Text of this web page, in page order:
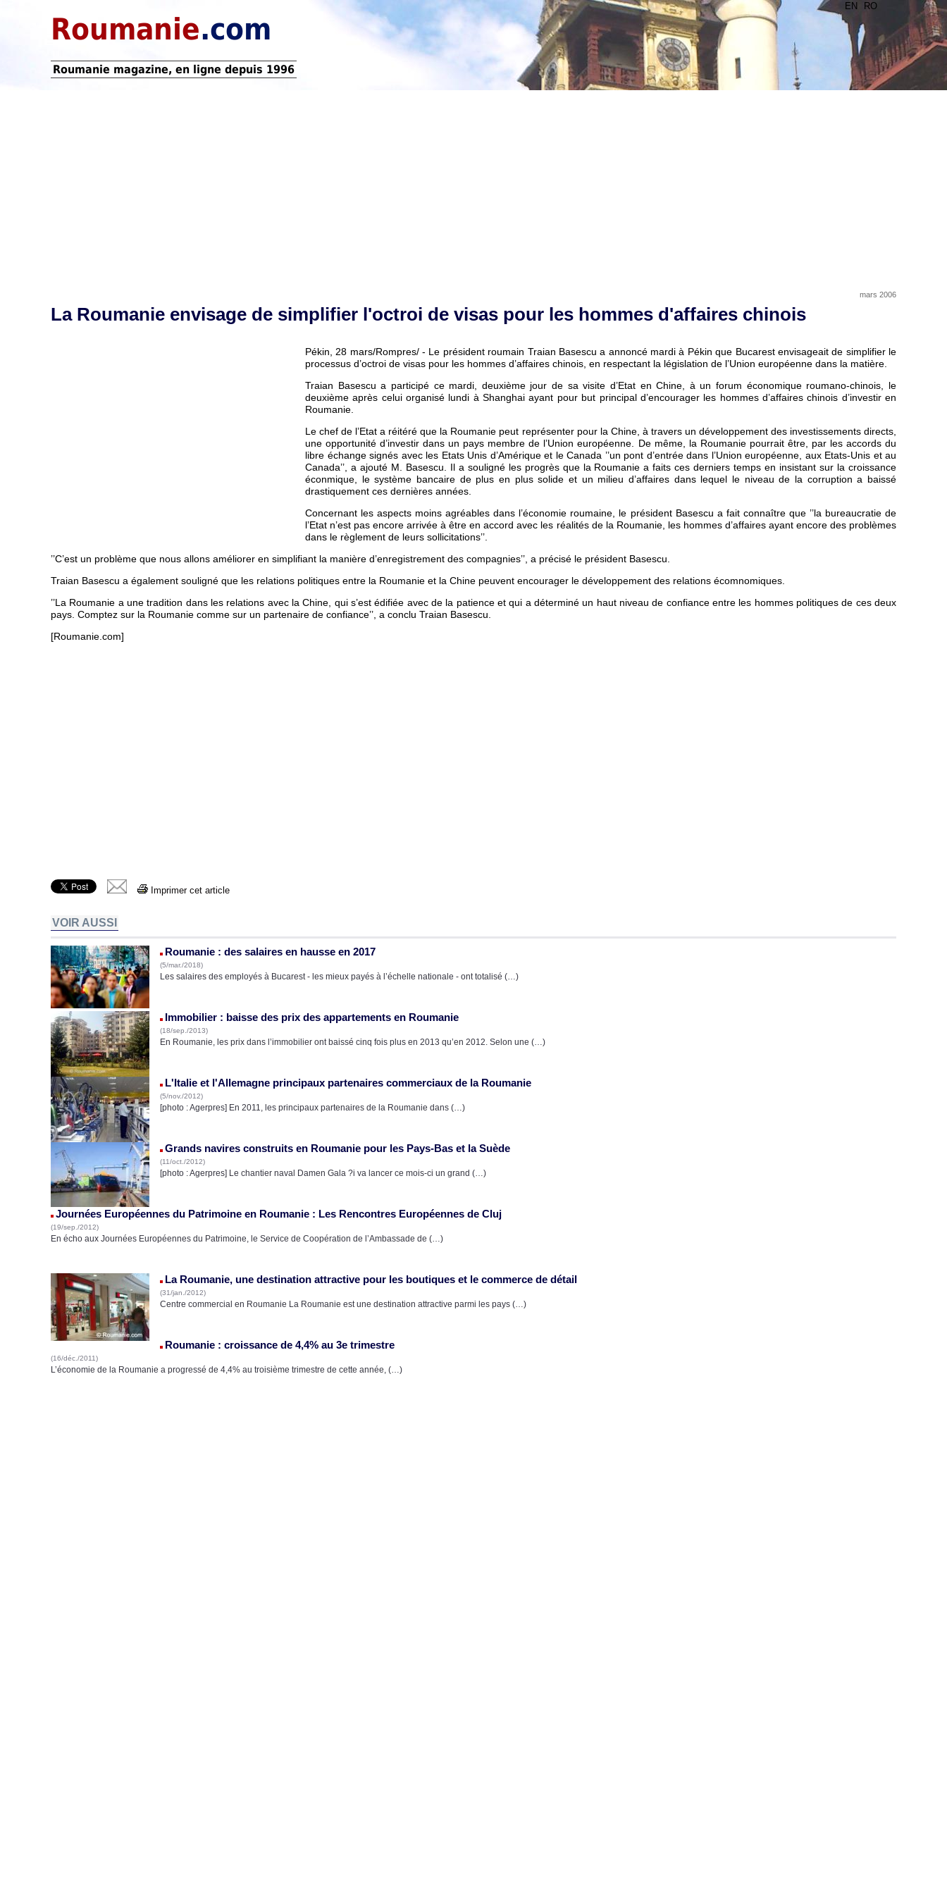
EN RO
Roumanie.com
Roumanie magazine, en ligne depuis 1996
mars 2006
La Roumanie envisage de simplifier l'octroi de visas pour les hommes d'affaires chinois
Pékin, 28 mars/Rompres/ - Le président roumain Traian Basescu a annoncé mardi à Pékin que Bucarest envisageait de simplifier le
processus d’octroi de visas pour les hommes d’affaires chinois, en respectant la législation de l’Union européenne dans la matière.
Traian Basescu a participé ce mardi, deuxième jour de sa visite d’Etat en Chine, à un forum économique roumano-chinois, le
deuxième après celui organisé lundi à Shanghai ayant pour but principal d’encourager les hommes d’affaires chinois d’investir en
Roumanie.
Le chef de l’Etat a réitéré que la Roumanie peut représenter pour la Chine, à travers un développement des investissements directs,
une opportunité d’investir dans un pays membre de l’Union européenne. De même, la Roumanie pourrait être, par les accords du
libre échange signés avec les Etats Unis d’Amérique et le Canada ’’un pont d’entrée dans l’Union européenne, aux Etats-Unis et au
Canada’’, a ajouté M. Basescu. Il a souligné les progrès que la Roumanie a faits ces derniers temps en insistant sur la croissance
éconmique, le système bancaire de plus en plus solide et un milieu d’affaires dans lequel le niveau de la corruption a baissé
drastiquement ces dernières années.
Concernant les aspects moins agréables dans l’économie roumaine, le président Basescu a fait connaître que ’’la bureaucratie de
l’Etat n’est pas encore arrivée à être en accord avec les réalités de la Roumanie, les hommes d’affaires ayant encore des problèmes
dans le règlement de leurs sollicitations’’.
’’C’est un problème que nous allons améliorer en simplifiant la manière d’enregistrement des compagnies’’, a précisé le président Basescu.
Traian Basescu a également souligné que les relations politiques entre la Roumanie et la Chine peuvent encourager le développement des relations écomnomiques.
’’La Roumanie a une tradition dans les relations avec la Chine, qui s’est édifiée avec de la patience et qui a déterminé un haut niveau de confiance entre les hommes politiques de ces deux
pays. Comptez sur la Roumanie comme sur un partenaire de confiance’’, a conclu Traian Basescu.
[Roumanie.com]
Imprimer cet article
VOIR AUSSI
Roumanie : des salaires en hausse en 2017
(5/mar./2018)
Les salaires des employés à Bucarest - les mieux payés à l’échelle nationale - ont totalisé (…)
Immobilier : baisse des prix des appartements en Roumanie
(18/sep./2013)
En Roumanie, les prix dans l’immobilier ont baissé cinq fois plus en 2013 qu’en 2012. Selon une (…)
L'Italie et l'Allemagne principaux partenaires commerciaux de la Roumanie
(5/nov./2012)
[photo : Agerpres] En 2011, les principaux partenaires de la Roumanie dans (…)
Grands navires construits en Roumanie pour les Pays-Bas et la Suède
(11/oct./2012)
[photo : Agerpres] Le chantier naval Damen Gala ?i va lancer ce mois-ci un grand (…)
Journées Européennes du Patrimoine en Roumanie : Les Rencontres Européennes de Cluj
(19/sep./2012)
En écho aux Journées Européennes du Patrimoine, le Service de Coopération de l’Ambassade de (…)
La Roumanie, une destination attractive pour les boutiques et le commerce de détail
(31/jan./2012)
Centre commercial en Roumanie La Roumanie est une destination attractive parmi les pays (…)
Roumanie : croissance de 4,4% au 3e trimestre
(16/déc./2011)
L’économie de la Roumanie a progressé de 4,4% au troisième trimestre de cette année, (…)